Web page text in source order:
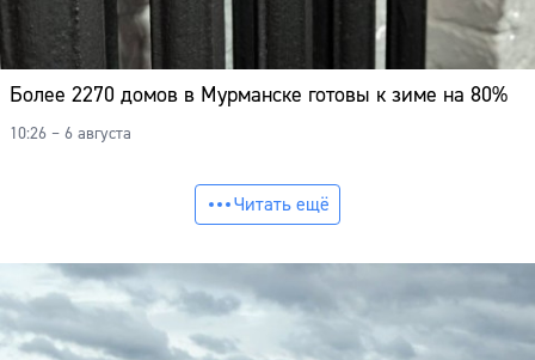
Более 2270 домов в Мурманске готовы к зиме на 80%
10:26 – 6 августа
Читать ещё